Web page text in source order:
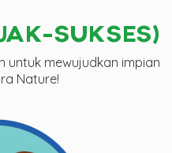
SUKSES)
untuk mewujudkan impian
Nature!